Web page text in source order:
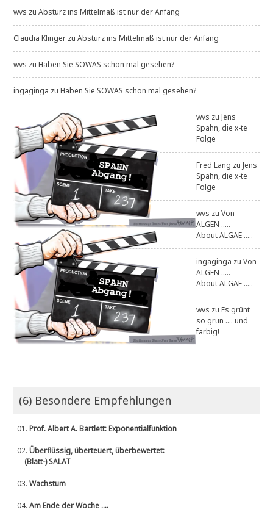
wvs zuAbsturz ins Mittelmaß ist nur der Anfang
Claudia Klinger zuAbsturz ins Mittelmaß ist nur der Anfang
wvs zuHaben Sie SOWAS schon mal gesehen?
ingaginga zuHaben Sie SOWAS schon mal gesehen?
wvs zuJens
Spahn, die x-te
Folge
Fred Lang zuJens
Spahn, die x-te
Folge
wvs zuVon
ALGEN .....
About ALGAE .....
ingaginga zuVon
ALGEN .....
About ALGAE .....
wvs zuEs grünt
so grün .... und
farbig!
(6) Besondere Empfehlungen
01.Prof. Albert A. Bartlett: Exponentialfunktion
02.Überflüssig, überteuert, überbewertet:
(Blatt-) SALAT
03.Wachstum
04.Am Ende der Woche ....